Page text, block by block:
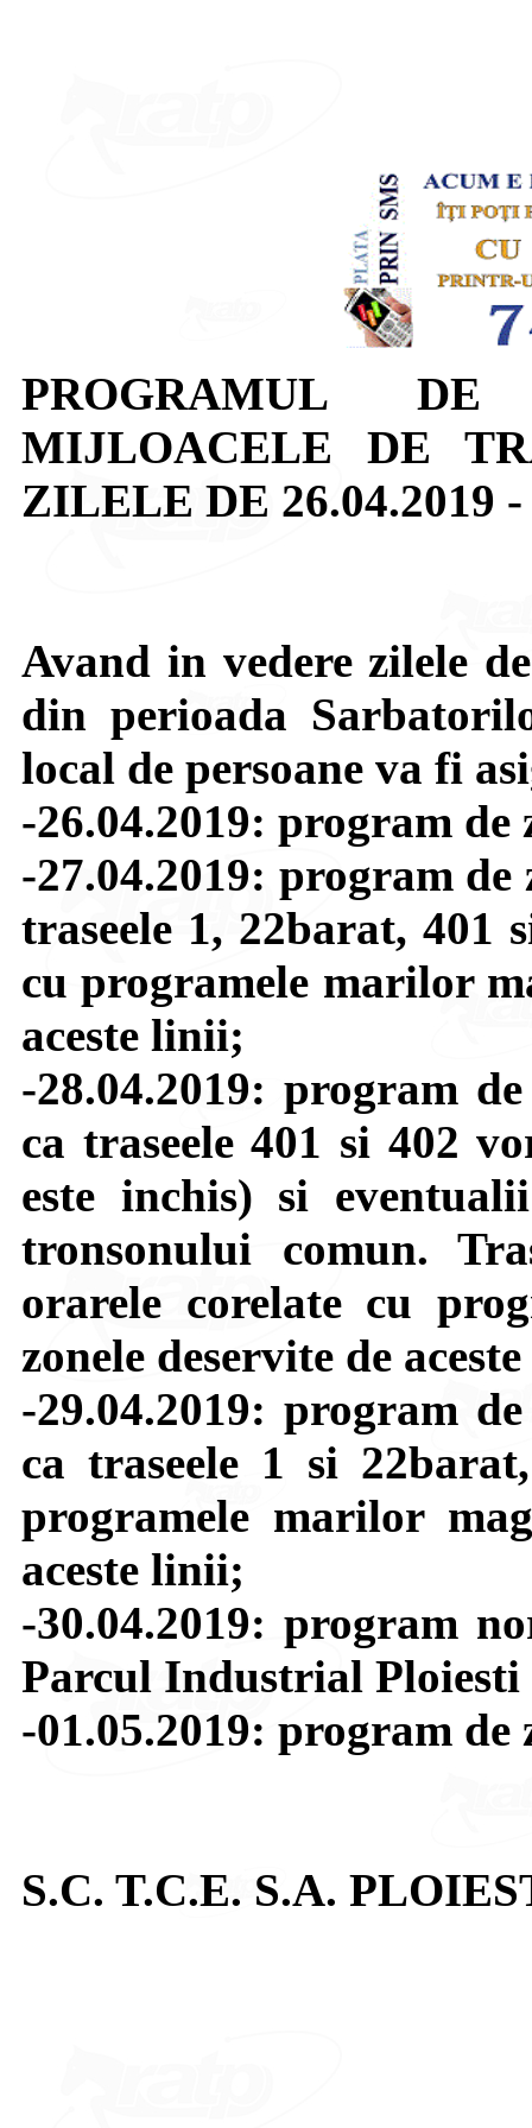
PROGRAMUL DE
MIJLOACELE DE
ZILELE DE 26.04.2019 -
Avand in vedere zilele
din perioada
local de persoane va fi
-26.04.2019: program de
-27.04.2019: program de
traseele 1, 22barat, 401
cu programele marilor
aceste linii;
-28.04.2019: program
ca traseele 401 si 402
este inchis) si
tronsonului comun.
orarele corelate cu
zonele deservite de
-29.04.2019: program
ca traseele 1 si
programele marilor
aceste linii;
-30.04.2019: program
Parcul Industrial
-01.05.2019: program de
S.C. T.C.E. S.A.